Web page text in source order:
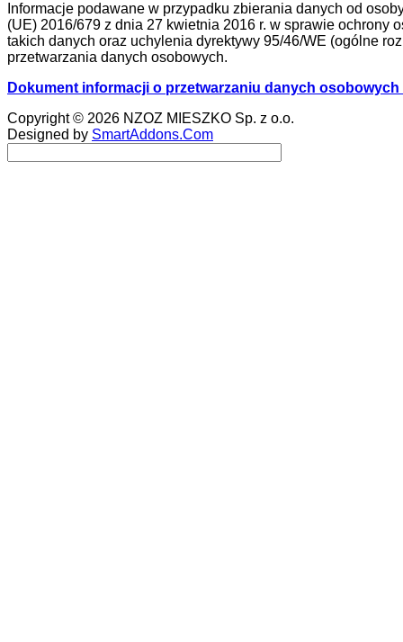
Informacje podawane w przypadku zbierania danych od
(UE) 2016/679 z dnia 27 kwietnia 2016 r. w sprawie ochrony
takich danych oraz uchylenia dyrektywy 95/46/WE (ogólne
przetwarzania danych osobowych.
Dokument informacji o przetwarzaniu danych osobowych
Copyright © 2026 NZOZ MIESZKO Sp. z o.o.
Designed by SmartAddons.Com